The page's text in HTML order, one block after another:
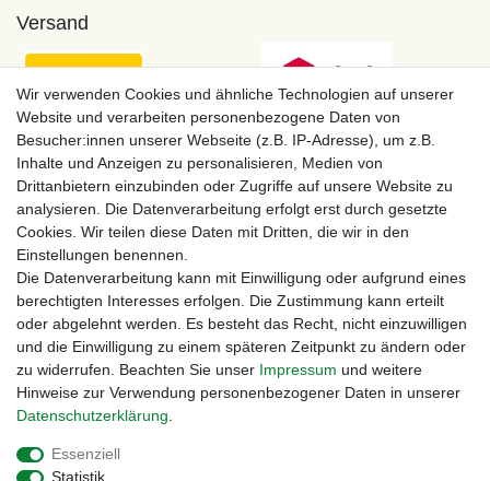
Versand
Zahlungsmöglichkeiten
Wir verwenden Cookies und ähnliche Technologien auf unserer
Website und verarbeiten personenbezogene Daten von
Besucher:innen unserer Webseite (z.B. IP-Adresse), um z.B.
Inhalte und Anzeigen zu personalisieren, Medien von
Drittanbietern einzubinden oder Zugriffe auf unsere Website zu
analysieren. Die Datenverarbeitung erfolgt erst durch gesetzte
Cookies. Wir teilen diese Daten mit Dritten, die wir in den
Einstellungen benennen.
Die Datenverarbeitung kann mit Einwilligung oder aufgrund eines
berechtigten Interesses erfolgen. Die Zustimmung kann erteilt
oder abgelehnt werden. Es besteht das Recht, nicht einzuwilligen
und die Einwilligung zu einem späteren Zeitpunkt zu ändern oder
zu widerrufen. Beachten Sie unser Impressum und weitere
Hinweise zur Verwendung personenbezogener Daten in unserer
Daten­schutz­erklärung
Essenziell
Statistik